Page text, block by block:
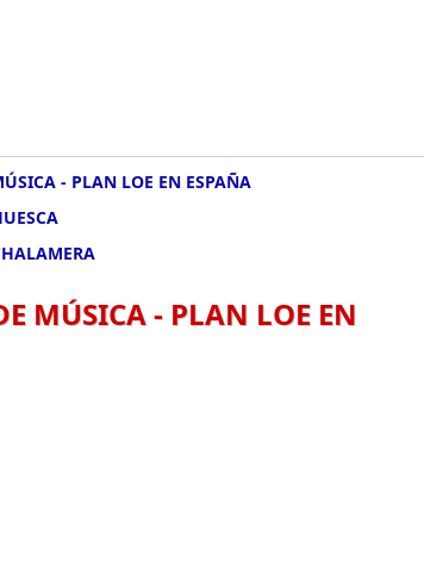
- PLAN LOE EN ESPAÑA
MÚSICA - PLAN LOE EN